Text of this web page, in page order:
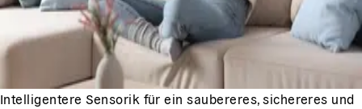
Intelligentere Sensorik für ein saubereres, sichereres und